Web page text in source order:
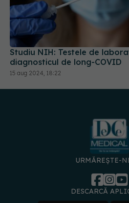
Studiu NIH: Testele de
diagnosticul de long-COVID
15 aug 2024, 18:22
URMĂREȘTE-
DESCARCĂ